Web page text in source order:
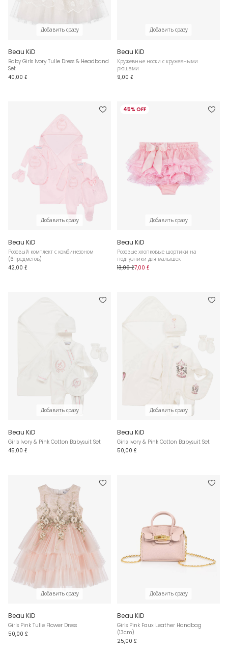
Добавить сразу
Beau KiD
Baby Girls Ivory Tulle Dress & Headband
Set
40,00 £
Добавить сразу
Beau KiD
Кружевные носки с кружевными
рюшами
9,00 £
Добавить сразу
Beau KiD
Розовый комплект с комбинезоном
(6предметов)
42,00 £
45% OFF
Добавить сразу
Beau KiD
Розовые хлопковые шортики на
подгузники для малышек
13,00 £7,00 £
Добавить сразу
Beau KiD
Girls Ivory & Pink Cotton Babysuit Set
45,00 £
Добавить сразу
Beau KiD
Girls Ivory & Pink Cotton Babysuit Set
50,00 £
Добавить сразу
Beau KiD
Girls Pink Tulle Flower Dress
50,00 £
Добавить сразу
Beau KiD
Girls Pink Faux Leather Handbag
(13cm)
25,00 £